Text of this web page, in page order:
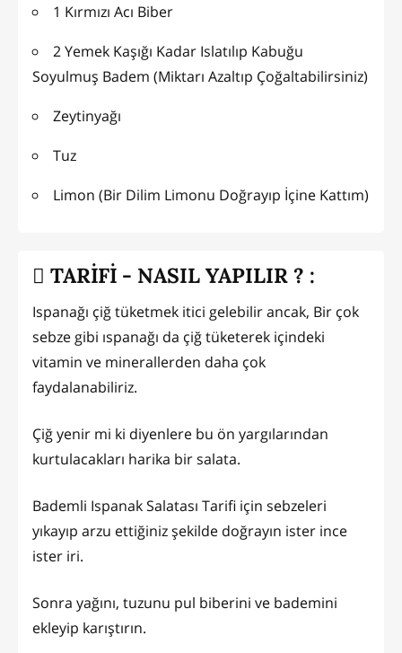
1 Kırmızı Acı Biber
2 Yemek Kaşığı Kadar Islatılıp Kabuğu
Soyulmuş Badem (Miktarı Azaltıp Çoğaltabilirsiniz)
Zeytinyağı
Tuz
Limon (Bir Dilim Limonu Doğrayıp İçine Kattım)
TARİFİ - NASIL YAPILIR ? :
Ispanağı çiğ tüketmek itici gelebilir ancak, Bir çok
sebze gibi ıspanağı da çiğ tüketerek içindeki
vitamin ve minerallerden daha çok
faydalanabiliriz.
Çiğ yenir mi ki diyenlere bu ön yargılarından
kurtulacakları harika bir salata.
Bademli Ispanak Salatası Tarifi için sebzeleri
yıkayıp arzu ettiğiniz şekilde doğrayın ister ince
ister iri.
Sonra yağını, tuzunu pul biberini ve bademini
ekleyip karıştırın.